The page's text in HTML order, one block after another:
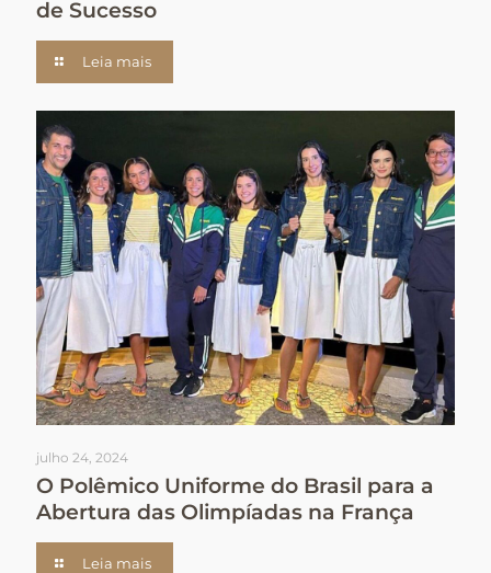
de Sucesso
Leia mais
julho 24, 2024
O Polêmico Uniforme do Brasil para a
Abertura das Olimpíadas na França
Leia mais